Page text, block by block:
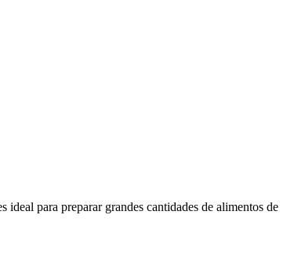
para preparar grandes cantidades de alimentos de